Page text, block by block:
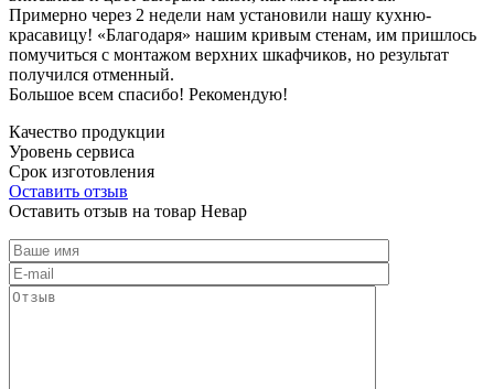
Примерно через 2 недели нам установили нашу кухню-
красавицу! «Благодаря» нашим кривым стенам, им пришлось
помучиться с монтажом верхних шкафчиков, но результат
получился отменный.
Большое всем спасибо! Рекомендую!
Качество продукции
Уровень сервиса
Срок изготовления
Оставить отзыв
Оставить отзыв на товар Невар